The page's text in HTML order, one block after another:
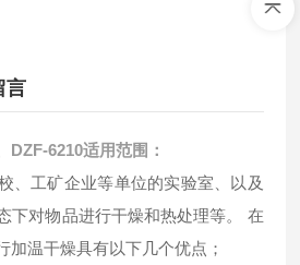
言
DZF-6210适用范围：
、工矿企业等单位的实验室、以及
下对物品进行干燥和热处理等。 在
加温干燥具有以下几个优点；